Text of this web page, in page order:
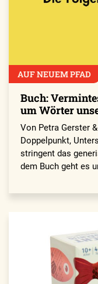
AUF NEUEM PFAD
Buch:
um Wörter
Von Petra Gerster
Doppelpunkt,
stringent das
dem Buch geht es